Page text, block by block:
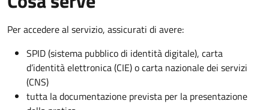
Per accedere al servizio, assicurati di avere:
SPID (sistema pubblico di identità digitale), carta
d’identità elettronica (CIE) o carta nazionale dei servizi
(CNS)
tutta la documentazione prevista per la presentazione